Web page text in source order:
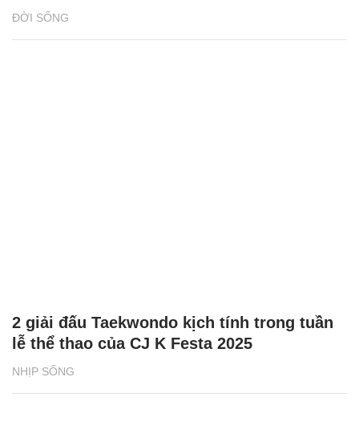
ĐỜI SỐNG
NHỊP SỐNG
2 giải đấu Taekwondo kịch tính trong tuần
lễ thể thao của CJ K Festa 2025